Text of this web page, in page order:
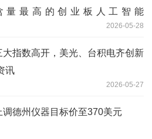
量最高的创业板人工智能
159363）直线拉升逾2%-速读2026-05-28
大指数高开，美光、台积电齐创新
讯
2026-05-27
调德州仪器目标价至370美元